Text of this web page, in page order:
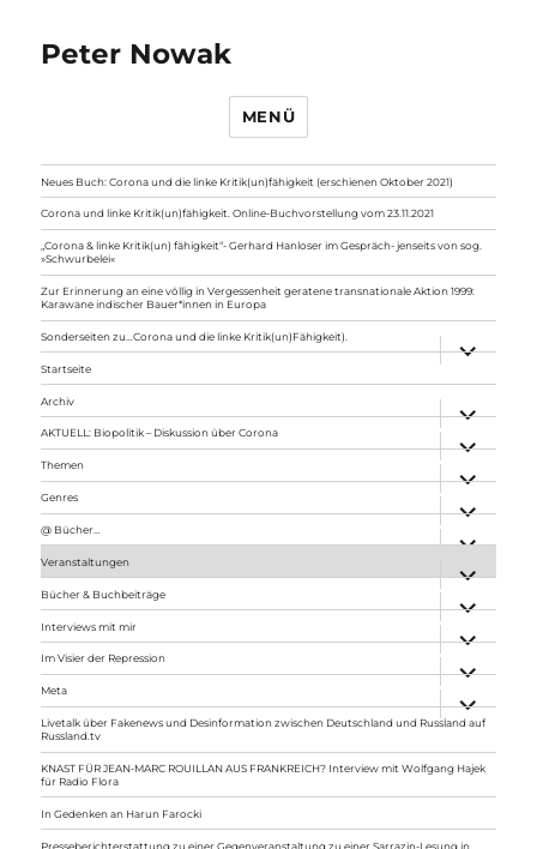
Peter Nowak
MENÜ
Neues Buch: Corona und die linke Kritik(un)fähigkeit (erschienen Oktober 2021)
Corona und linke Kritik(un)fähigkeit. Online-Buchvorstellung vom 23.11.2021
„Corona & linke Kritik(un) fähigkeit“- Gerhard Hanloser im Gespräch- jenseits von sog.
»Schwurbelei«
Zur Erinnerung an eine völlig in Vergessenheit geratene transnationale Aktion 1999:
Karawane indischer Bauer*innen in Europa
Sonderseiten zu…Corona und die linke Kritik(un)Fähigkeit).
anzeigen
Startseite
Archiv
anzeigen
AKTUELL: Biopolitik – Diskussion über Corona
anzeigen
Themen
anzeigen
Genres
anzeigen
@ Bücher…
Veranstaltungen
anzeigen
Bücher & Buchbeiträge
anzeigen
Interviews mit mir
anzeigen
Im Visier der Repression
anzeigen
Meta
anzeigen
Livetalk über Fakenews und Desinformation zwischen Deutschland und Russland auf
Russland.tv
KNAST FÜR JEAN-MARC ROUILLAN AUS FRANKREICH? Interview mit Wolfgang Hajek
für Radio Flora
In Gedenken an Harun Farocki
Presseberichterstattung zu einer Gegenveranstaltung zu einer Sarrazin-Lesung in